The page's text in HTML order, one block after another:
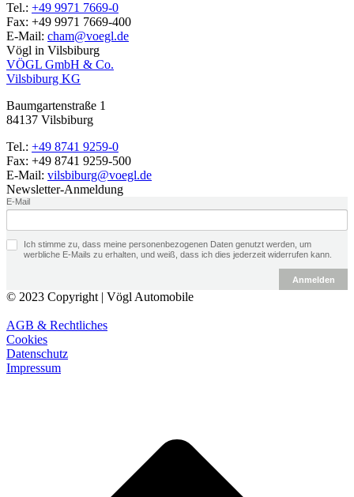
Tel.: +49 9971 7669-0
Fax: +49 9971 7669-400
E-Mail: cham@voegl.de
Vögl in Vilsbiburg
VÖGL GmbH & Co.
Vilsbiburg KG
Baumgartenstraße 1
84137 Vilsbiburg
Tel.: +49 8741 9259-0
Fax: +49 8741 9259-500
E-Mail: vilsbiburg@voegl.de
Newsletter-Anmeldung
E-Mail
Ich stimme zu, dass meine personenbezogenen Daten genutzt werden, um
werbliche E-Mails zu erhalten, und weiß, dass ich dies jederzeit widerrufen kann.
Anmelden
© 2023 Copyright | Vögl Automobile
AGB & Rechtliches
Cookies
Datenschutz
Impressum